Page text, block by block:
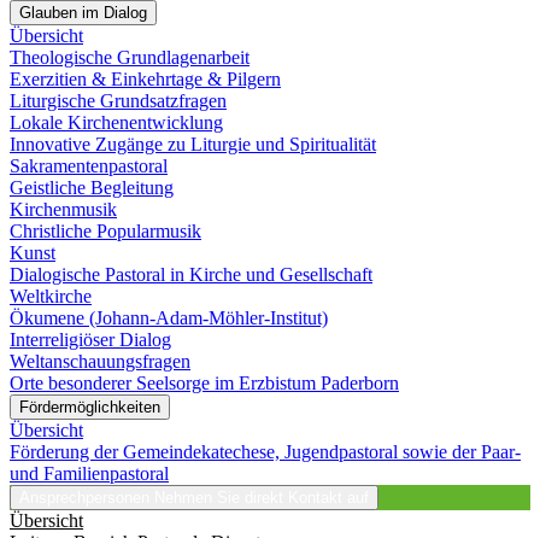
Glauben im Dialog
Übersicht
Theologische Grundlagenarbeit
Exerzitien & Einkehrtage & Pilgern
Liturgische Grundsatzfragen
Lokale Kirchenentwicklung
Innovative Zugänge zu Liturgie und Spiritualität
Sakramentenpastoral
Geistliche Begleitung
Kirchenmusik
Christliche Popularmusik
Kunst
Dialogische Pastoral in Kirche und Gesellschaft
Weltkirche
Ökumene (Johann-Adam-Möhler-Institut)
Interreligiöser Dialog
Weltanschauungsfragen
Orte besonderer Seelsorge im Erzbistum Paderborn
Fördermöglichkeiten
Übersicht
Förderung der Gemeindekatechese, Jugendpastoral sowie der Paar-
und Familienpastoral
Übersicht